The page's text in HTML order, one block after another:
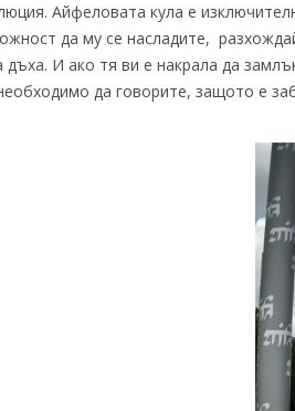
Айфеловата кула е
да му се насладите,
дъха. И ако тя ви е накрала да
да говорите, защото е